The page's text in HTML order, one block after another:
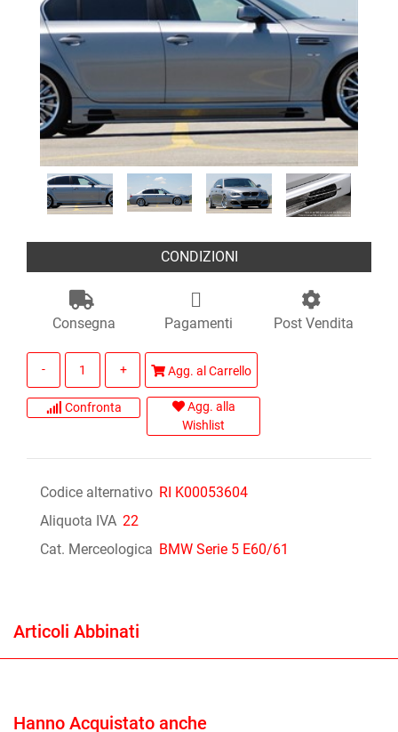
CONDIZIONI
Consegna Pagamenti Post Vendita
Agg. al Carrello
Confronta
Agg. alla
Wishlist
Codice alternativo RI K00053604
Aliquota IVA 22
Cat. Merceologica BMW Serie 5 E60/61
Articoli Abbinati
Hanno Acquistato anche